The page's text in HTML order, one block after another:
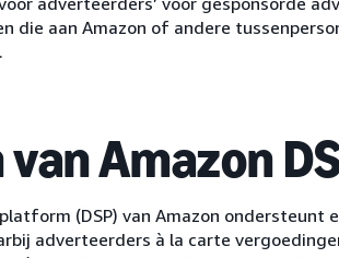
die aan Amazon of andere
Amazon
(DSP) van Amazon ondersteunt
adverteerders à la carte